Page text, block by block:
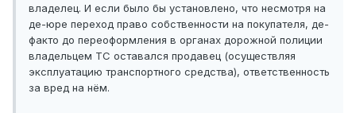
владелец. И если было бы установлено, что несмотря на
де-юре переход право собственности на покупателя, де-
факто до переоформления в органах дорожной полиции
владельцем ТС оставался продавец (осуществляя
эксплуатацию транспортного средства), ответственность
за вред на нём.